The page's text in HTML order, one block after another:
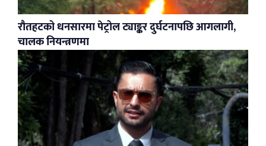
रौतहटको धनसारमा पेट्रोल ट्याङ्कर दुर्घटनापछि आगलागी,
चालक नियन्त्रणमा